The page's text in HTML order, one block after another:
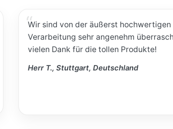
Wir sind von der äußerst hochwertigen
Verarbeitung sehr angenehm
vielen Dank für die tollen Produkte!
Herr T., Stuttgart, Deutschland